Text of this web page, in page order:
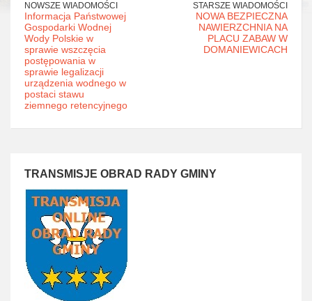
NOWSZE WIADOMOŚCI
Informacja Państwowej
Gospodarki Wodnej
Wody Polskie w
sprawie wszczęcia
postępowania w
sprawie legalizacji
urządzenia wodnego w
postaci stawu
ziemnego retencyjnego
STARSZE WIADOMOŚCI
NOWA BEZPIECZNA
NAWIERZCHNIA NA
PLACU ZABAW W
DOMANIEWICACH
TRANSMISJE OBRAD RADY GMINY